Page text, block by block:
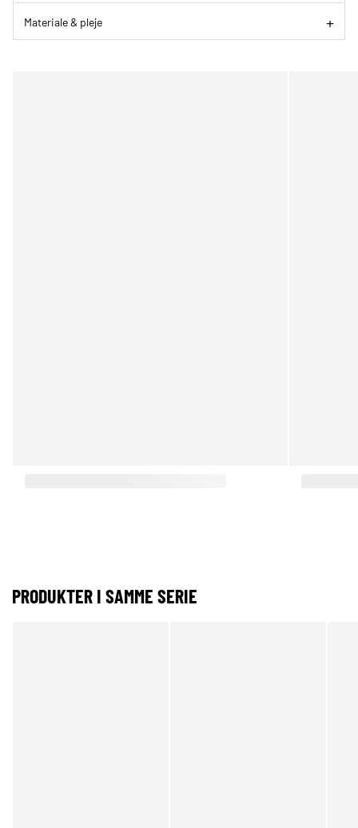
Materiale & pleje
PRODUKTER I SAMME SERIE